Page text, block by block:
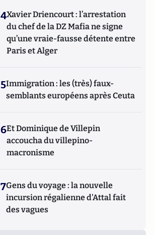
4Xavier Driencourt : l’arrestation
du chef de la DZ Mafia ne signe
qu’une vraie-fausse détente entre
Paris et Alger
5Immigration : les (très) faux-
semblants européens après Ceuta
6Et Dominique de Villepin
accoucha du villepino-
macronisme
7Gens du voyage : la nouvelle
incursion régalienne d'Attal fait
des vagues